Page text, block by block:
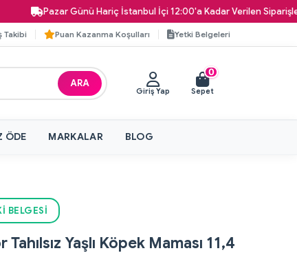
Pazar Günü Hariç İstanbul İçi 12:00'a Kadar Verilen Siparişler Aynı
Takibi Puan Kazanma Koşulları Yetki Belgeleri
ARA
Giriş Yap
0
Sepet
ÖDE MARKALAR BLOG
BELGESI
Yaşlı Köpek Maması 11,4